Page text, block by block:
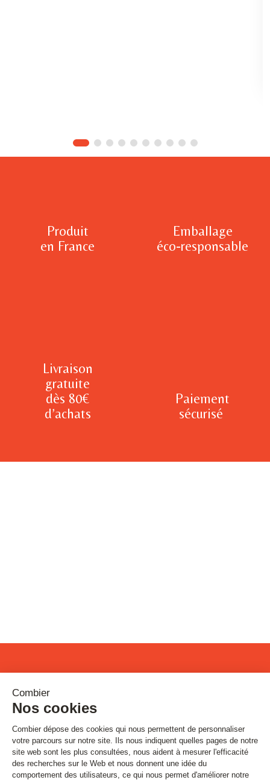
Produit
en France
Emballage
éco-responsable
Livraison
gratuite
dès 80€
d’achats
Paiement
sécurisé
Restons connectés !
Inscrivez-vous à notre newsletter
Email